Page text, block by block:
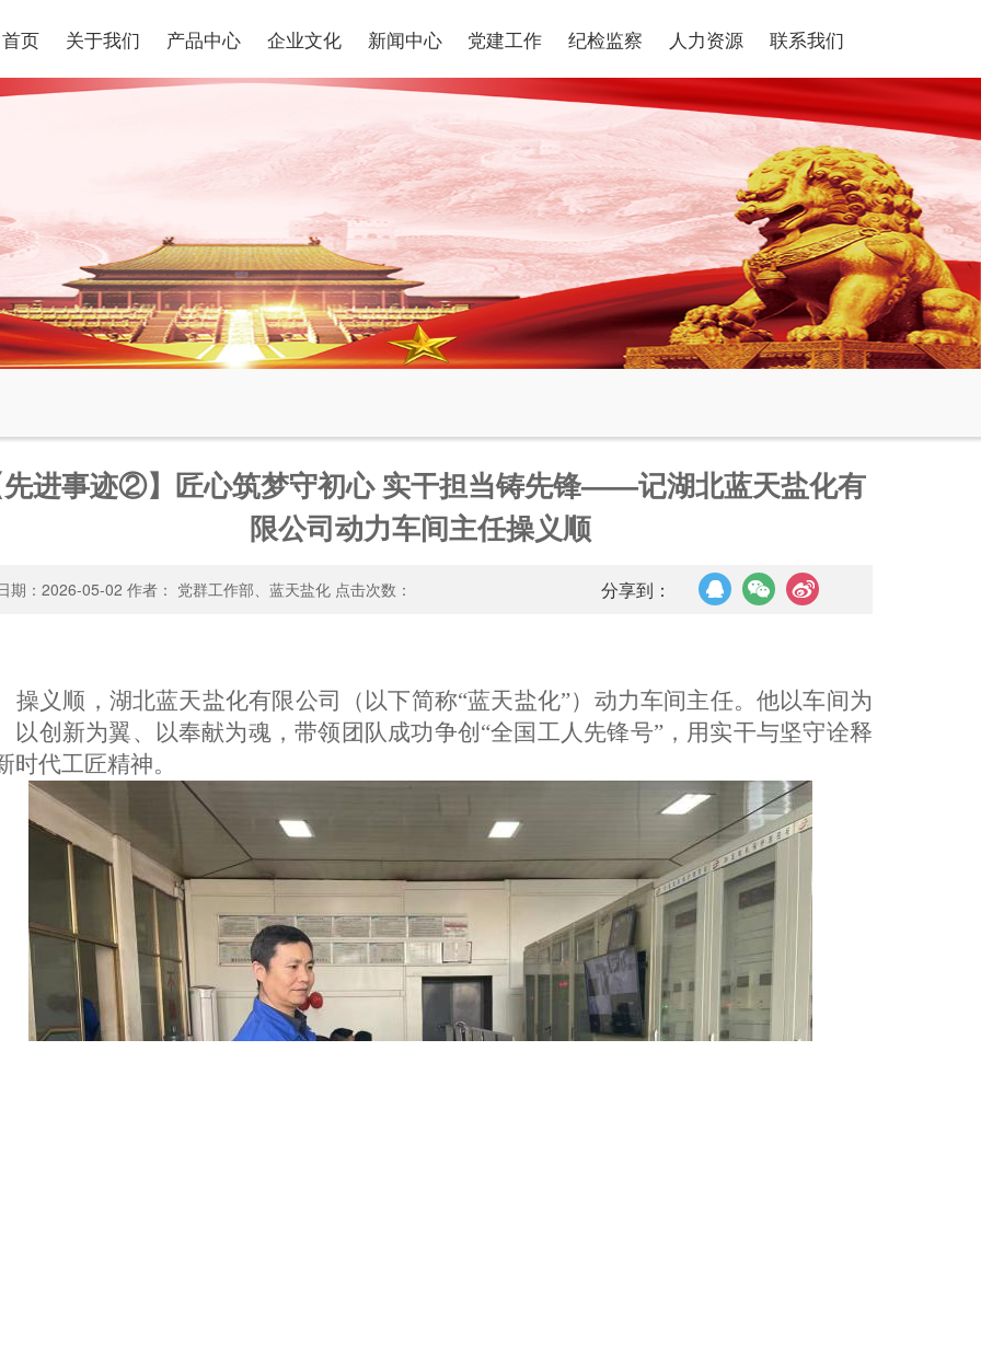
首页 关于我们 产品中心 企业文化 新闻中心 党建工作 纪检监察 人力资源 联系我们
进事迹②】匠心筑梦守初心 实干担当铸先锋——记湖北蓝天盐化有
限公司动力车间主任操义顺
期：2026-05-02 作者： 党群工作部、蓝天盐化 点击次数： 分享到：
操义顺，湖北蓝天盐化有限公司 （ 以下简称“蓝天盐化”） 动力车间主任。他以车间为
以创新为翼、以奉献为魂，带领团队成功争创 “全国工人先锋号”，用实干与坚守诠释
时代工匠精神。